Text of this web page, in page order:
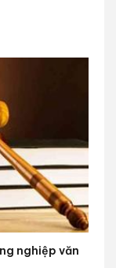
nghiệp văn